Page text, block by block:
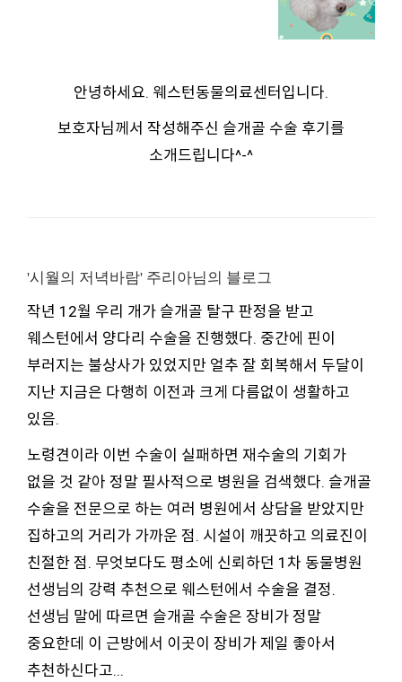
안녕하세요. 웨스턴동물의료센터입니다.
보호자님께서 작성해주신 슬개골 수술 후기를
소개드립니다^-^
'시월의 저녁바람' 주리아님의 블로그
작년 12월 우리 개가 슬개골 탈구 판정을 받고
웨스턴에서 양다리 수술을 진행했다. 중간에 핀이
부러지는 불상사가 있었지만 얼추 잘 회복해서 두달이
지난 지금은 다행히 이전과 크게 다름없이 생활하고
있음.
노령견이라 이번 수술이 실패하면 재수술의 기회가
없을 것 같아 정말 필사적으로 병원을 검색했다. 슬개골
수술을 전문으로 하는 여러 병원에서 상담을 받았지만
집하고의 거리가 가까운 점. 시설이 깨끗하고 의료진이
친절한 점. 무엇보다도 평소에 신뢰하던 1차 동물병원
선생님의 강력 추천으로 웨스턴에서 수술을 결정.
선생님 말에 따르면 슬개골 수술은 장비가 정말
중요한데 이 근방에서 이곳이 장비가 제일 좋아서
추천하신다고...